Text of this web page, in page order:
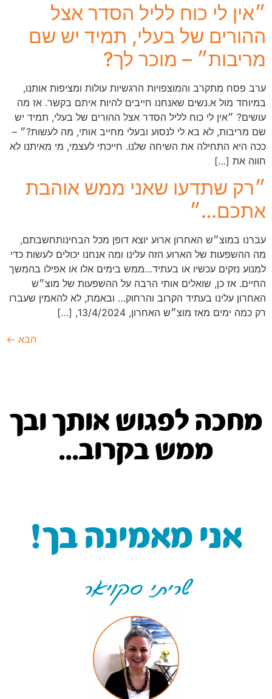
״אין לי כוח לליל הסדר אצל
ההורים של בעלי, תמיד יש שם
מריבות״ – מוכר לך?
ערב פסח מתקרב והמוצפויות הרגשיות עולות ומציפות אותנו,
במיוחד מול א.נשים שאנחנו חייבים להיות איתם בקשר. אז מה
עושים? ״אין לי כוח לליל הסדר אצל ההורים של בעלי, תמיד יש
שם מריבות, לא בא לי לנסוע ובעלי מחייב אותי, מה לעשות?״ –
ככה היא התחילה את השיחה שלנו. חייכתי לעצמי, מי מאיתנו לא
חווה את […]
״רק שתדעו שאני ממש אוהבת
אתכם…״
עברנו במוצ״ש האחרון ארוע יוצא דופן מכל הבחינותחשבתם,
מה ההשפעות של הארוע הזה עלינו ומה אנחנו יכולים לעשות כדי
למנוע נזקים עכשיו או בעתיד…ממש בימים אלו או אפילו בהמשך
החיים. אז כן, שואלים אותי הרבה על ההשפעות של מוצ״ש
האחרון עלינו בעתיד הקרוב והרחוק… ובאמת, לא להאמין שעברו
רק כמה ימים מאז מוצ״ש האחרון, 13/4/2024, […]
הבא ←
מחכה לפגוש אותך ובך
ממש בקרוב...
אני מאמינה בך!
שריתי סקויאר